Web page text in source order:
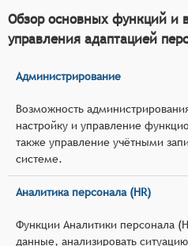
Обзор основных функций и
управления адаптацией
Администрирование
Возможность
настройку и управление
также управление учётными
системе.
Аналитика персонала (HR)
Функции Аналитики персонала
данные, анализировать